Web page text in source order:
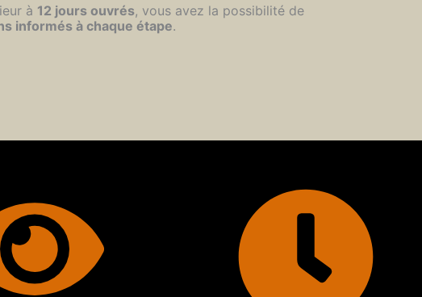
à 12 jours ouvrés, vous avez la possibilité de
informés à chaque étape.